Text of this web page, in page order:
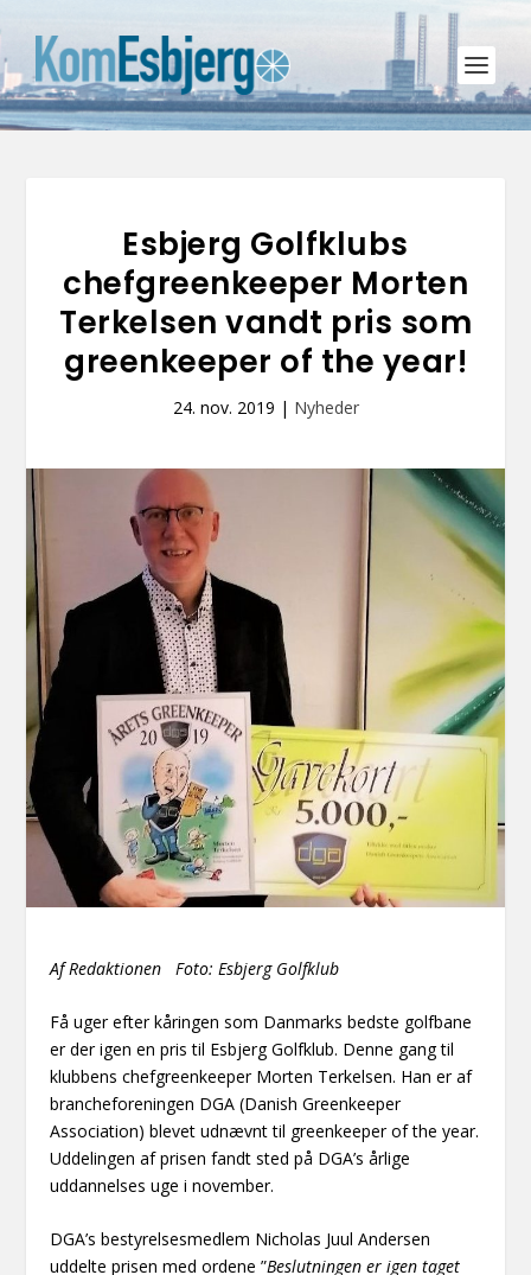
Esbjerg Golfklubs
chefgreenkeeper Morten
Terkelsen vandt pris som
greenkeeper of the year!
24. nov. 2019 | Nyheder
Af Redaktionen Foto: Esbjerg Golfklub
Få uger efter kåringen som Danmarks bedste golfbane
er der igen en pris til Esbjerg Golfklub. Denne gang til
klubbens chefgreenkeeper Morten Terkelsen. Han er af
brancheforeningen DGA (Danish Greenkeeper
Association) blevet udnævnt til greenkeeper of the year.
Uddelingen af prisen fandt sted på DGA’s årlige
uddannelses uge i november.
DGA’s bestyrelsesmedlem Nicholas Juul Andersen
uddelte prisen med ordene ”Beslutningen er igen taget